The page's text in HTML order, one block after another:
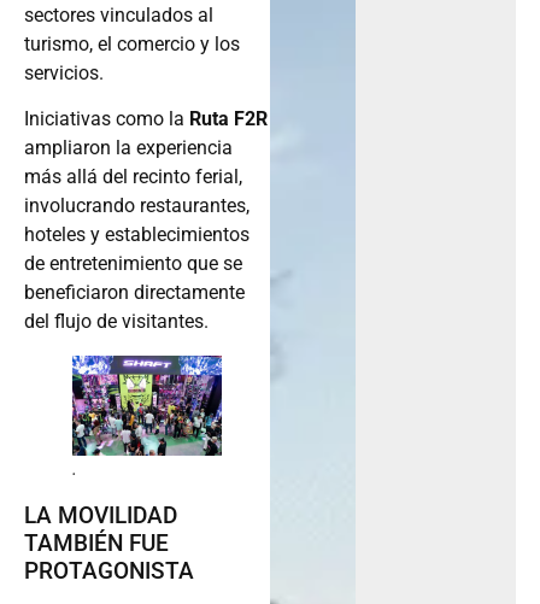
sectores vinculados al
turismo, el comercio y los
servicios.
Iniciativas como la Ruta F2R
ampliaron la experiencia
más allá del recinto ferial,
involucrando restaurantes,
hoteles y establecimientos
de entretenimiento que se
beneficiaron directamente
del flujo de visitantes.
.
LA MOVILIDAD
TAMBIÉN FUE
PROTAGONISTA